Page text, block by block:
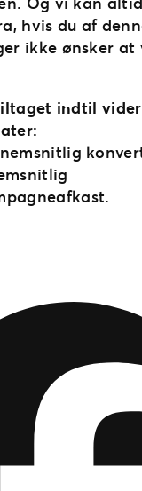
hvis du af
ikke ønsker at
indtil